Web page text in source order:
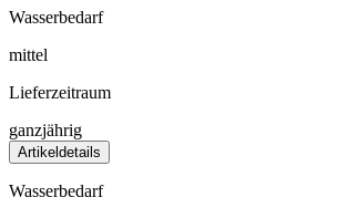
Wasserbedarf
mittel
Lieferzeitraum
ganzjährig
Artikeldetails
Wasserbedarf